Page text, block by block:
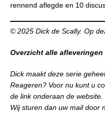
rennend aflegde en 10
© 2025 Dick de Scally. Op
Overzicht alle afleveringen
Dick maakt deze serie
Reageren? Voor nu kunt u
de link onderaan de website.
Wij sturen dan uw mail door